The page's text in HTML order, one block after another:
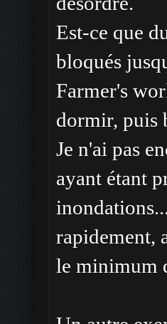
Est-ce que
bloqués
Farmer's
dormir, puis
Je n'ai pas
ayant étant
rapidement,
le minimum